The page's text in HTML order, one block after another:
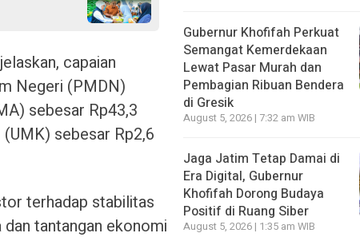
capaian
Negeri (PMDN)
sebesar Rp43,3
sebesar Rp2,6
terhadap stabilitas
tantangan ekonomi
Gubernur Khofifah Perkuat
Semangat Kemerdekaan
Lewat Pasar Murah dan
Pembagian Ribuan Bendera
di Gresik
August 5, 2026 | 7:32 am WIB
Jaga Jatim Tetap Damai di
Era Digital, Gubernur
Khofifah Dorong Budaya
Positif di Ruang Siber
August 5, 2026 | 1:35 am WIB